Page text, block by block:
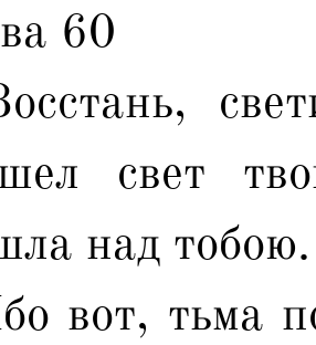
60
свет
над тобою.
вот, тьма